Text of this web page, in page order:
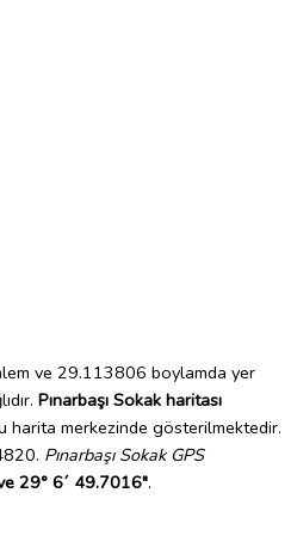
ve 29.113806 boylamda yer
Pınarbaşı Sokak haritası
harita merkezinde gösterilmektedir.
Pınarbaşı Sokak GPS
29° 6´ 49.7016".